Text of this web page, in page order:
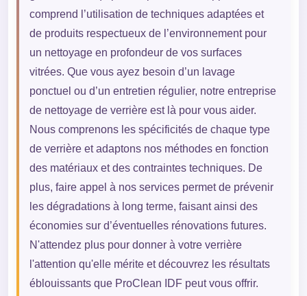
comprend l’utilisation de techniques adaptées et
de produits respectueux de l’environnement pour
un nettoyage en profondeur de vos surfaces
vitrées. Que vous ayez besoin d’un lavage
ponctuel ou d’un entretien régulier, notre entreprise
de nettoyage de verrière est là pour vous aider.
Nous comprenons les spécificités de chaque type
de verrière et adaptons nos méthodes en fonction
des matériaux et des contraintes techniques. De
plus, faire appel à nos services permet de prévenir
les dégradations à long terme, faisant ainsi des
économies sur d’éventuelles rénovations futures.
N'attendez plus pour donner à votre verrière
l'attention qu'elle mérite et découvrez les résultats
éblouissants que ProClean IDF peut vous offrir.